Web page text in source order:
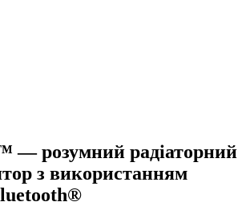
— розумний радіаторний
з використанням